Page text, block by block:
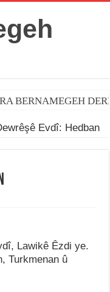
BERNAMEGEH
Evdî: Hedban
Lawikê Êzdi ye.
Turkmenan û